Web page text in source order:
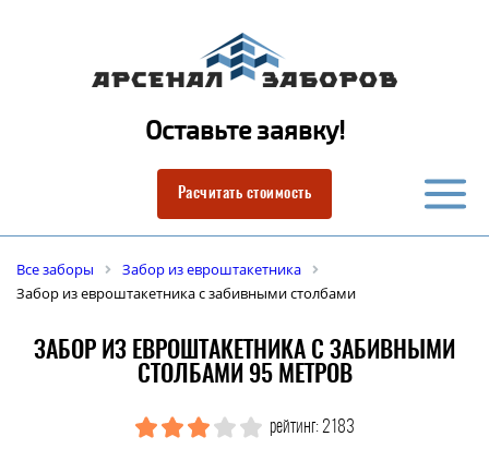
Оставьте заявку!
Расчитать стоимость
Все заборы
Забор из евроштакетника
Забор из евроштакетника с забивными столбами
ЗАБОР ИЗ ЕВРОШТАКЕТНИКА С ЗАБИВНЫМИ
СТОЛБАМИ 95 МЕТРОВ
рейтинг: 2183